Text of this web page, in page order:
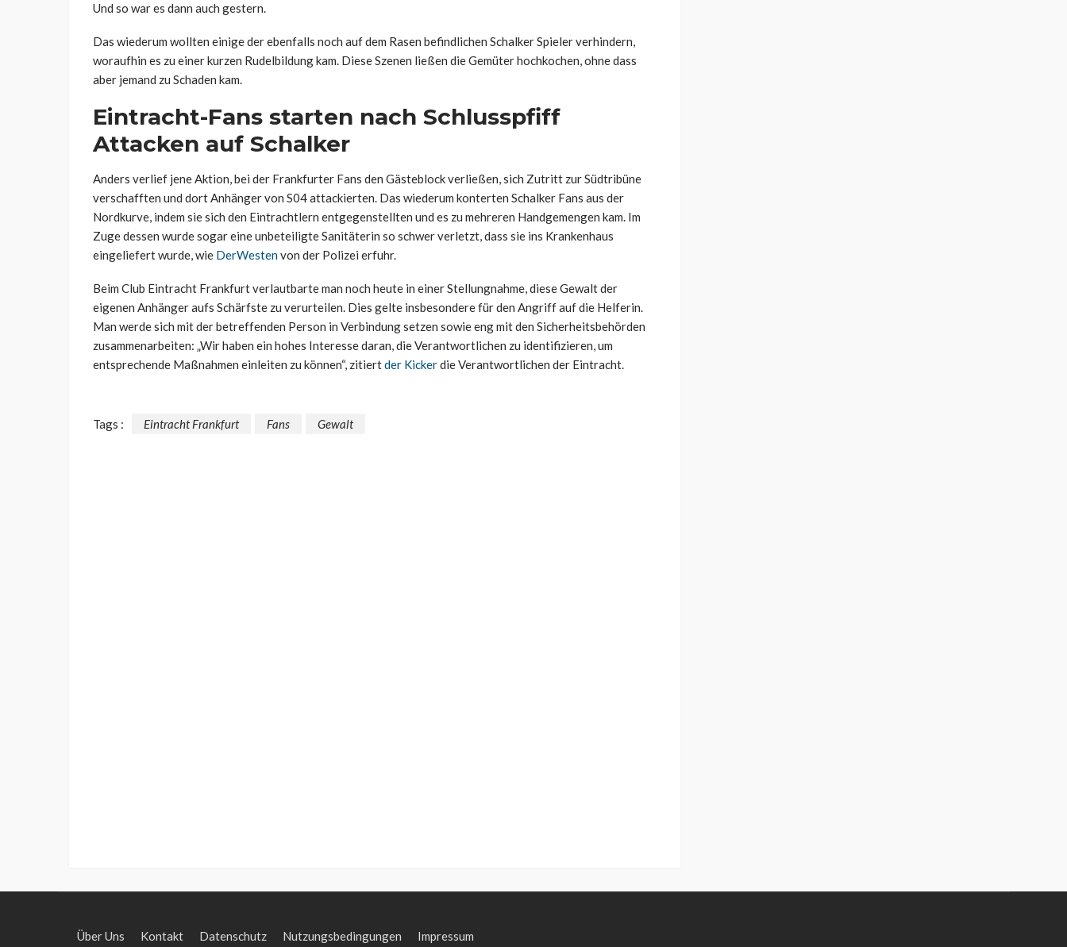
Und so war es dann auch gestern.
Das wiederum wollten einige der ebenfalls noch auf dem Rasen befindlichen Schalker Spieler verhindern,
woraufhin es zu einer kurzen Rudelbildung kam. Diese Szenen ließen die Gemüter hochkochen, ohne dass
aber jemand zu Schaden kam.
Eintracht-Fans starten nach Schlusspfiff
Attacken auf Schalker
Anders verlief jene Aktion, bei der Frankfurter Fans den Gästeblock verließen, sich Zutritt zur Südtribüne
verschafften und dort Anhänger von S04 attackierten. Das wiederum konterten Schalker Fans aus der
Nordkurve, indem sie sich den Eintrachtlern entgegenstellten und es zu mehreren Handgemengen kam. Im
Zuge dessen wurde sogar eine unbeteiligte Sanitäterin so schwer verletzt, dass sie ins Krankenhaus
eingeliefert wurde, wie DerWestenvon der Polizei erfuhr.
Beim Club Eintracht Frankfurt verlautbarte man noch heute in einer Stellungnahme, diese Gewalt der
eigenen Anhänger aufs Schärfste zu verurteilen. Dies gelte insbesondere für den Angriff auf die Helferin.
Man werde sich mit der betreffenden Person in Verbindung setzen sowie eng mit den Sicherheitsbehörden
zusammenarbeiten: „Wir haben ein hohes Interesse daran, die Verantwortlichen zu identifizieren, um
entsprechende Maßnahmen einleiten zu können“, zitiertder Kickerdie Verantwortlichen der Eintracht.
Tags : Eintracht Frankfurt Fans Gewalt
Über Uns Kontakt Datenschutz Nutzungsbedingungen Impressum